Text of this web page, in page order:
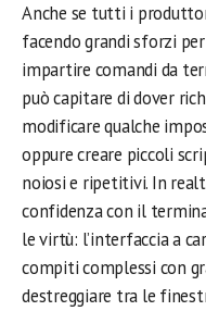
Anche se tutti i
facendo grandi sforzi
impartire comandi da
può capitare di dover
modificare qualche
oppure creare piccoli
noiosi e ripetitivi. In
confidenza con il
le virtù: l’interfaccia a
compiti complessi con
destreggiare tra le